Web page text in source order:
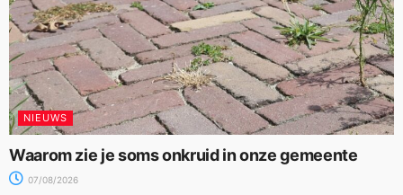
NIEUWS
Waarom zie je soms onkruid in onze gemeente
07/08/2026